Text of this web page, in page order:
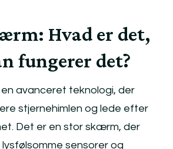
Hvad er det,
fungerer det?
avanceret teknologi, der
stjernehimlen og lede efter
Det er en stor skærm, der
sensorer og